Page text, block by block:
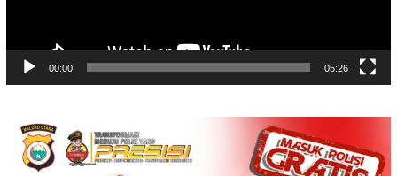
00:00 05:26